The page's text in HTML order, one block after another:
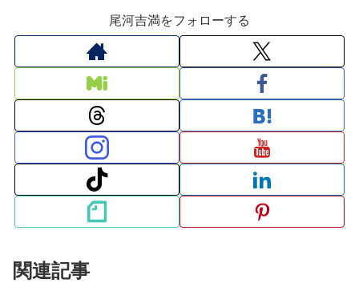
尾河吉満をフォローする
関連記事